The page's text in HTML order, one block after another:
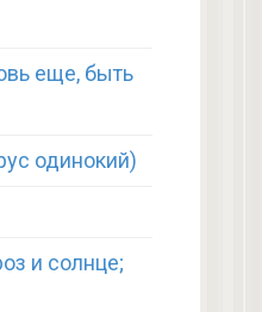
еще, быть
одинокий)
и солнце;